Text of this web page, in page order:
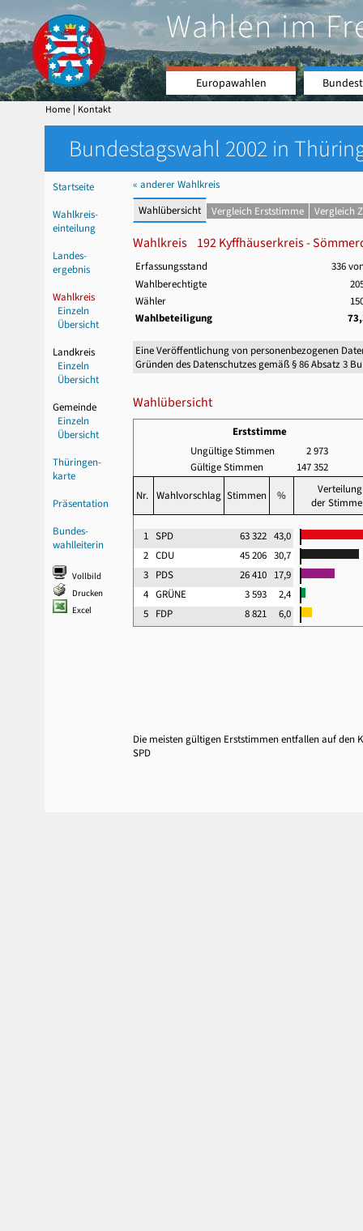
Wahlen im
Europawahlen
Home | Kontakt
Bundestagswahl 2002 in
Startseite
Wahlkreis-
einteilung
Landes-
ergebnis
Wahlkreis
Einzeln
Übersicht
Landkreis
Einzeln
Übersicht
Gemeinde
Einzeln
Übersicht
Thüringen-
karte
Präsentation
Bundes-
wahlleiterin
Vollbild
Drucken
Excel
« anderer Wahlkreis
Wahlübersicht
Vergleich Erststimme Vergleich
Wahlkreis 192 Kyffhäuserkreis -
Erfassungsstand
336
Wahlberechtigte
Wähler
Wahlbeteiligung
Eine Veröffentlichung von personenbezogenen
Gründen des Datenschutzes gemäß § 86 Absatz 3
Wahlübersicht
Erststimme
Ungültige Stimmen
2 973
Gültige Stimmen
147 352
Nr. Wahlvorschlag Stimmen %
Verteilung
der
1 SPD 63 322 43,0
2 CDU 45 206 30,7
3 PDS 26 410 17,9
4 GRÜNE 3 593
2,4
5 FDP 8 821 6,0
Die meisten gültigen Erststimmen entfallen auf den
SPD